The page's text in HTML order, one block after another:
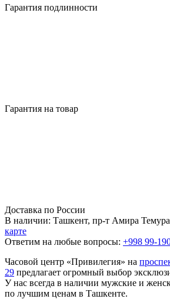
Гарантия подлинности
Гарантия на товар
Доставка по России
В наличии: Ташкент, пр-т Амира
карте
Ответим на любые вопросы: +998 99-
Часовой центр «Привилегия» на
29 предлагает огромный выбор
У нас всегда в наличии мужские и
по лучшим ценам в Ташкенте.